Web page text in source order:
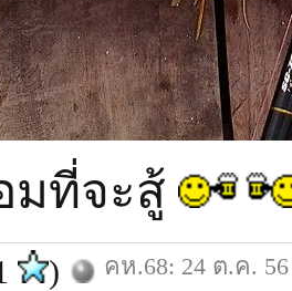
มที่จะสู้
) คห.68: 24 ต.ค. 56